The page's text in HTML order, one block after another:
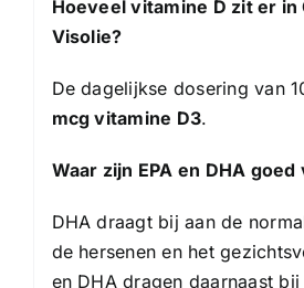
Hoeveel vitamine D zit er in
Visolie?
De dagelijkse dosering van
mcg vitamine D3.
Waar zijn EPA en DHA goed
DHA draagt bij aan de
de hersenen en het
en DHA dragen daarnaast